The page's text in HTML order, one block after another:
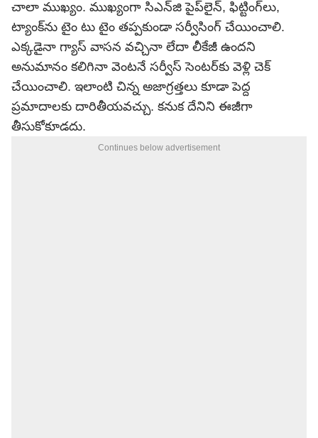
చాలా ముఖ్యం. ముఖ్యంగా సిఎన్‌జి పైప్‌లైన్, ఫిట్టింగ్‌లు,
ట్యాంక్‌ను టైం టు టైం తప్పకుండా సర్వీసింగ్ చేయించాలి.
ఎక్కడైనా గ్యాస్ వాసన వచ్చినా లేదా లీకేజీ ఉందని
అనుమానం కలిగినా వెంటనే సర్వీస్ సెంటర్‌కు వెళ్లి చెక్
చేయించాలి. ఇలాంటి చిన్న అజాగ్రత్తలు కూడా పెద్ద
ప్రమాదాలకు దారితీయవచ్చు. కనుక దేనిని ఈజీగా
తీసుకోకూడదు.
Continues below advertisement